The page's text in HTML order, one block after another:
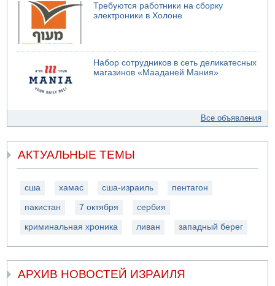
Требуются работники на сборку
электроники в Холоне
Набор сотрудников в сеть деликатесных
магазинов «Мааданей Мания»
Все объявления
АКТУАЛЬНЫЕ ТЕМЫ
сша хамас сша-израиль пентагон
пакистан 7 октября сербия
криминальная хроника ливан западный берег
АРХИВ НОВОСТЕЙ ИЗРАИЛЯ